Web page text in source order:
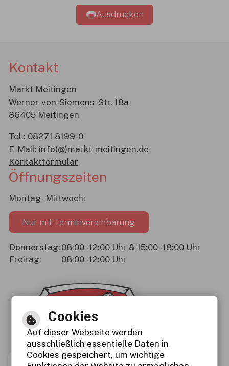
Ausdrucken
Kontakt
Markt Meitingen
Werner-von-Siemens-Str. 18a
86405 Meitingen
Tel.: 08271 8199-0
E-Mail: info(@)markt-meitingen.de
Kontaktformular
Öffnungszeiten
Montag - Mittwoch:
Nur mit Terminvereinbarung
Donnerstag: 08:00 - 12:00 Uhr & 15:00 - 18:00 Uhr
Freitag:
08:00 - 12:00 Uhr
Cookies
Auf dieser Webseite werden
ausschließlich essentielle Daten in
Cookies gespeichert, um wichtige